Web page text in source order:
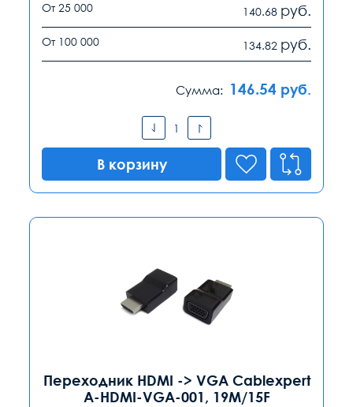
От 25 000 140.68 руб.
От 100 000 134.82 руб.
Сумма: 146.54 руб.
В корзину
Переходник HDMI -> VGA Cablexpert
A-HDMI-VGA-001, 19M/15F